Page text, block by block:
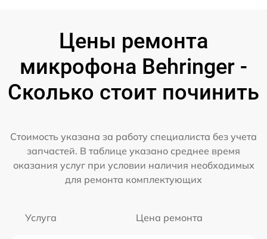
Цены ремонта
микрофона Behringer -
Сколько стоит починить
Стоимость указана за работу специалиста без учета
запчастей. В таблице указано среднее время
оказания услуг при условии наличия необходимых
для ремонта комплектующих
Услуга Цена ремонта